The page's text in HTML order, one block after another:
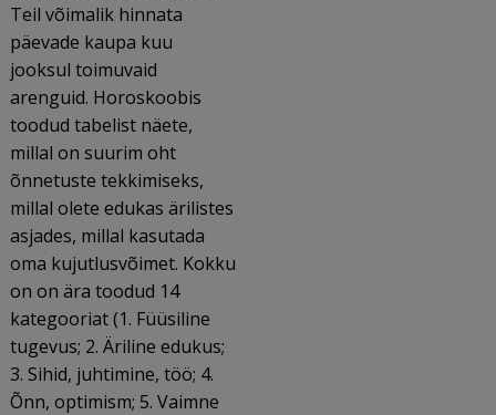
Teil võimalik hinnata
päevade kaupa kuu
jooksul toimuvaid
arenguid. Horoskoobis
toodud tabelist näete,
millal on suurim oht
õnnetuste tekkimiseks,
millal olete edukas ärilistes
asjades, millal kasutada
oma kujutlusvõimet. Kokku
on on ära toodud 14
kategooriat (1. Füüsiline
tugevus; 2. Äriline edukus;
3. Sihid, juhtimine, töö; 4.
Õnn, optimism; 5. Vaimne